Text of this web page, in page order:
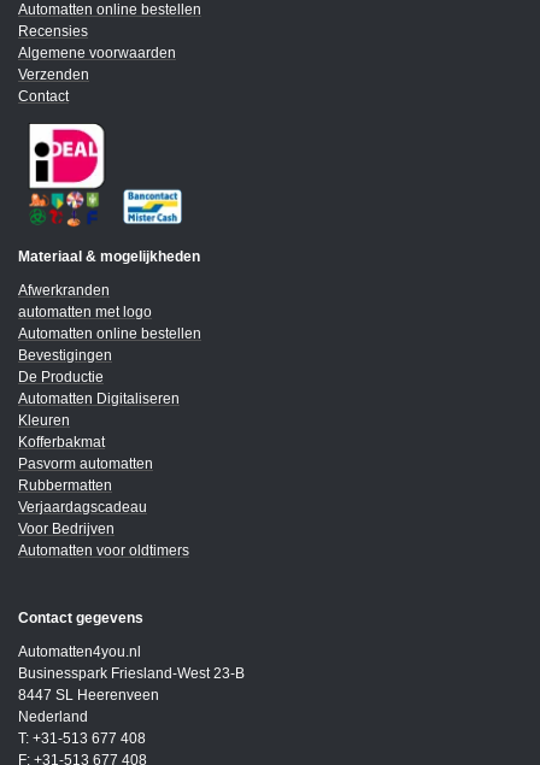
Automatten online bestellen
Recensies
Algemene voorwaarden
Verzenden
Contact
Materiaal & mogelijkheden
Afwerkranden
automatten met logo
Automatten online bestellen
Bevestigingen
De Productie
Automatten Digitaliseren
Kleuren
Kofferbakmat
Pasvorm automatten
Rubbermatten
Verjaardagscadeau
Voor Bedrijven
Automatten voor oldtimers
Contact gegevens
Automatten4you.nl
Businesspark Friesland-West 23-B
8447 SL Heerenveen
Nederland
T: +31-513 677 408
F: +31-513 677 408